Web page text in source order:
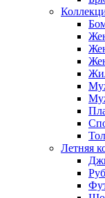
Летняя